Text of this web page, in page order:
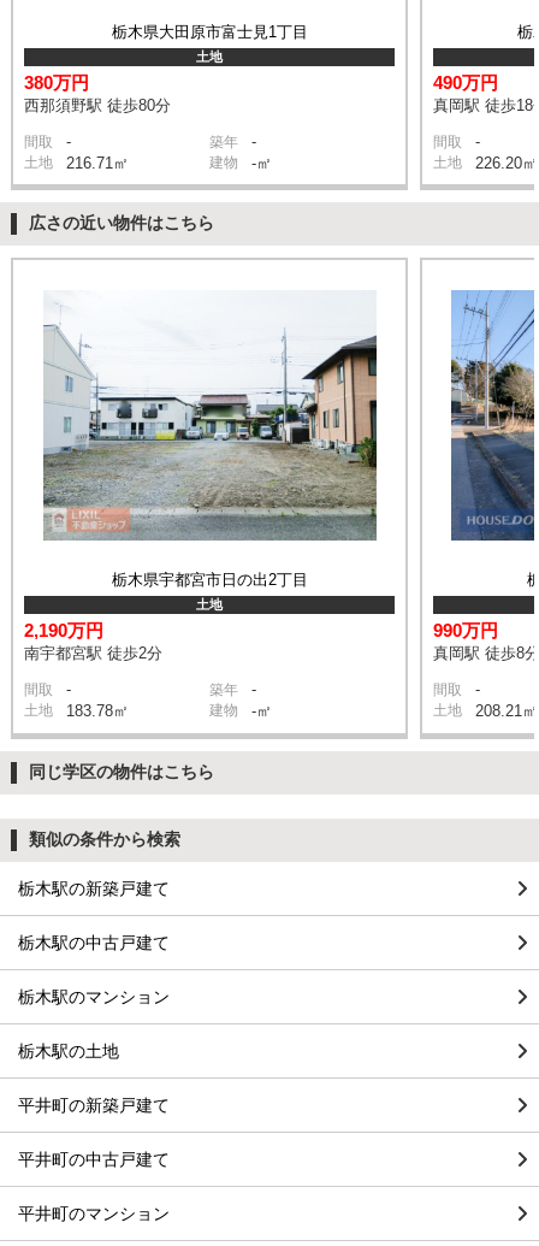
栃木県大田原市富士見1丁目
土地
380万円
西那須野駅 徒歩80分
間取 - 築年 -
土地 216.71㎡ 建物 -㎡
栃
490万円
真岡駅 徒歩18
間取 -
土地 226.20㎡
広さの近い物件はこちら
栃木県宇都宮市日の出2丁目
土地
2,190万円
南宇都宮駅 徒歩2分
間取 - 築年 -
土地 183.78㎡ 建物 -㎡
990万円
真岡駅 徒歩8分
間取 -
土地 208.21㎡
同じ学区の物件はこちら
類似の条件から検索
栃木駅の新築戸建て
栃木駅の中古戸建て
栃木駅のマンション
栃木駅の土地
平井町の新築戸建て
平井町の中古戸建て
平井町のマンション